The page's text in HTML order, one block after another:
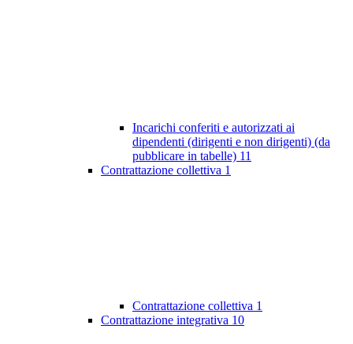
Incarichi conferiti e autorizzati ai
dipendenti (dirigenti e non dirigenti) (da
pubblicare in tabelle) 11
Contrattazione collettiva 1
Contrattazione collettiva 1
Contrattazione integrativa 10